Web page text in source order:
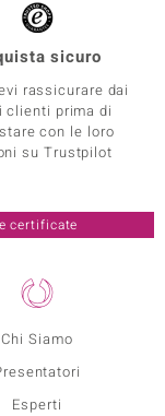
Chi Siamo
Esperti
sicuro
rassicurare dai
clienti prima di
con le loro
su Trustpilot
certificate